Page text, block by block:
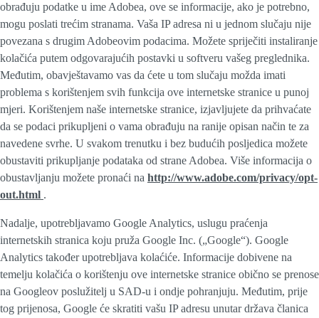
obrađuju podatke u ime Adobea, ove se informacije, ako je potrebno,
mogu poslati trećim stranama. Vaša IP adresa ni u jednom slučaju nije
povezana s drugim Adobeovim podacima. Možete spriječiti instaliranje
kolačića putem odgovarajućih postavki u softveru vašeg preglednika.
Međutim, obavještavamo vas da ćete u tom slučaju možda imati
problema s korištenjem svih funkcija ove internetske stranice u punoj
mjeri. Korištenjem naše internetske stranice, izjavljujete da prihvaćate
da se podaci prikupljeni o vama obrađuju na ranije opisan način te za
navedene svrhe. U svakom trenutku i bez budućih posljedica možete
obustaviti prikupljanje podataka od strane Adobea. Više informacija o
obustavljanju možete pronaći na http://www.adobe.com/privacy/opt-
out.html .
Nadalje, upotrebljavamo Google Analytics, uslugu praćenja
internetskih stranica koju pruža Google Inc. („Google“). Google
Analytics također upotrebljava kolaćiće. Informacije dobivene na
temelju kolačića o korištenju ove internetske stranice obično se prenose
na Googleov poslužitelj u SAD-u i ondje pohranjuju. Međutim, prije
tog prijenosa, Google će skratiti vašu IP adresu unutar država članica